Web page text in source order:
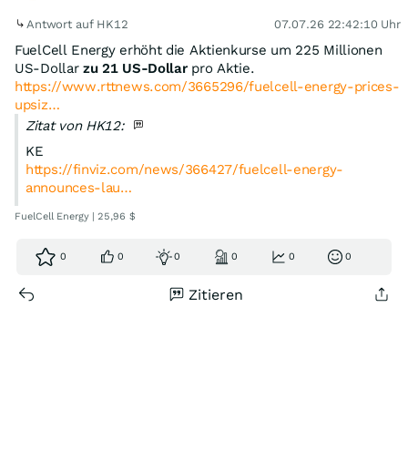
Antwort auf HK12 07.07.26 22:42:10 Uhr
FuelCell Energy erhöht die Aktienkurse um 225 Millionen
US-Dollar zu 21 US-Dollarpro Aktie.
https://www.rttnews.com/3665296/fuelcell-energy-prices-
upsiz…
Zitat von HK12:
KE
https://finviz.com/news/366427/fuelcell-energy-
announces-lau…
FuelCell Energy | 25,96 $
0 0 0 0 0 0
Zitieren